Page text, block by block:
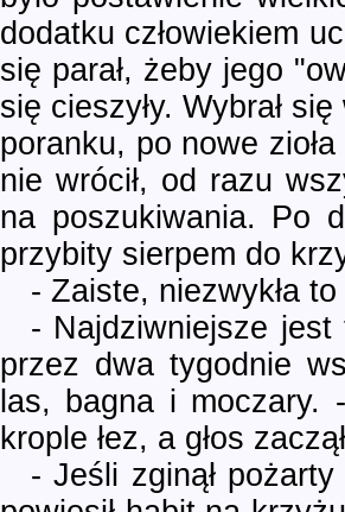
dodatku człowiekiem
się parał, żeby jego
się cieszyły. Wybrał
poranku, po nowe
nie wrócił, od razu
na poszukiwania. Po
przybity sierpem do
- Zaiste, niezwykła
- Najdziwniejsze
przez dwa tygodnie
las, bagna i moczary.
krople łez, a głos
- Jeśli zginął